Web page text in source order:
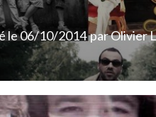
le06/10/2014 parOlivier